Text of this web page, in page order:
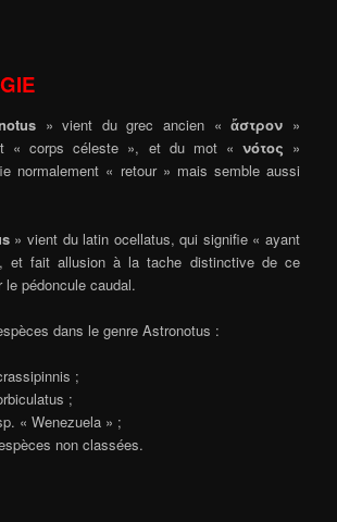
» vient du grec ancien «ἄστρον »
« corps céleste », et du mot « νότος »
normalement « retour » mais semble aussi
» vient du latin ocellatus, qui signifie « ayant
et fait allusion à la tache distinctive de ce
pédoncule caudal.
dans le genre Astronotus :
;
;
« Wenezuela » ;
non classées.